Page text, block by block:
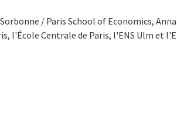
/ Paris School of Economics,
l'École Centrale de Paris, l'ENS Ulm et
Email
on Print